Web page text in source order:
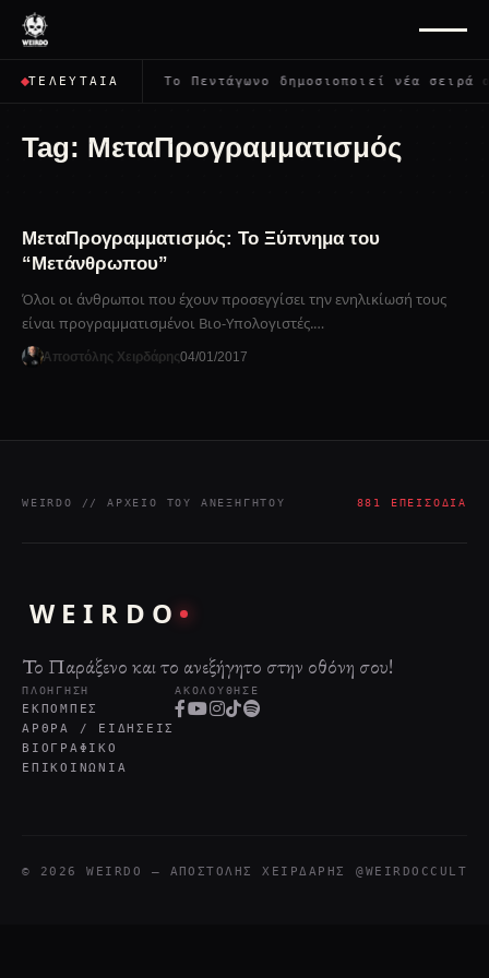
ΤΕΛΕΥΤΑΊΑ
όλους; Το Πεντάγωνο δημοσιοποιεί νέα
Tag: ΜεταΠρογραμματισμός
ΜεταΠρογραμματισμός: Το Ξύπνημα του
“Μετάνθρωπου”
Όλοι οι άνθρωποι που έχουν προσεγγίσει την ενηλικίωσή τους
είναι προγραμματισμένοι Βιο-Υπολογιστές.…
Αποστόλης Χειρδάρης04/01/2017
WEIRDO // ΑΡΧΕΊΟ ΤΟΥ ΑΝΕΞΉΓΗΤΟΥ 881 ΕΠΕΙΣΌΔΙΑ
WEIRDO
Το Παράξενο και το ανεξήγητο στην οθόνη σου!
ΠΛΟΉΓΗΣΗ
ΕΚΠΟΜΠΈΣ
ΆΡΘΡΑ / ΕΙΔΉΣΕΙΣ
ΒΙΟΓΡΑΦΙΚΌ
ΕΠΙΚΟΙΝΩΝΊΑ
ΑΚΟΛΟΎΘΗΣΕ
© 2026 WEIRDO — ΑΠΟΣΤΌΛΗΣ ΧΕΙΡΔΆΡΗΣ @WEIRDOCCULT